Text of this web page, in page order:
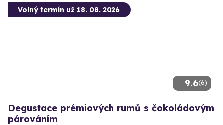
9.6(6)
Volný termín už 18. 08. 2026
Degustace prémiových rumů s čokoládovým
párováním